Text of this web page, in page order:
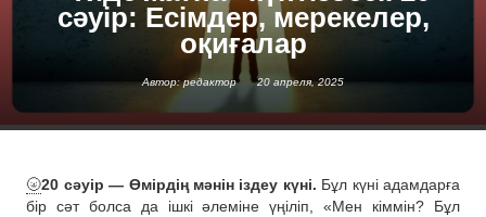
сәуір: Есімдер, мерекелер,
оқиғалар
Автор: редактор 20 апреля, 2025
🌝20 сәуір — Өмірдің мәнін іздеу күні. Бұл күні адамдарға
бір сәт болса да ішкі әлеміне үңіліп, «Мен кіммін? Бұл